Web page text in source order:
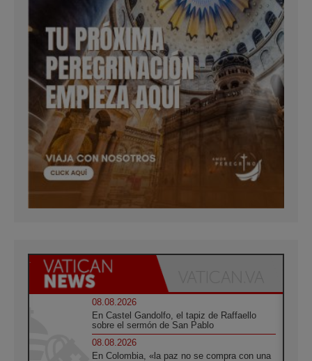
08.08.2026
En Castel Gandolfo, el tapiz de Raffaello
sobre el sermón de San Pablo
08.08.2026
En Colombia, «la paz no se compra con una